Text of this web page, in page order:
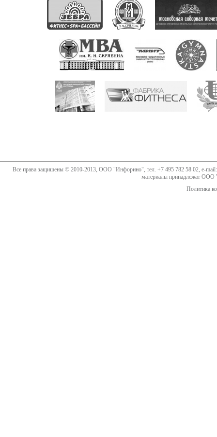
Все права защищены © 2010-2013, ООО "Инфорино", тел. +7 495 782 58 02, e-
материалы принадлежат ООО
Политика